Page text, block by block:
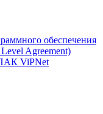
обеспечения
Agreement)
ViPNet